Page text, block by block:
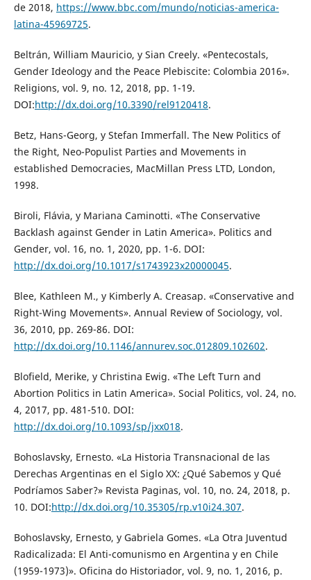
de 2018, https://www.bbc.com/mundo/noticias-america-
latina-45969725.
Beltrán, William Mauricio, y Sian Creely. «Pentecostals,
Gender Ideology and the Peace Plebiscite: Colombia 2016».
Religions, vol. 9, no. 12, 2018, pp. 1-19.
DOI:http://dx.doi.org/10.3390/rel9120418.
Betz, Hans-Georg, y Stefan Immerfall. The New Politics of
the Right, Neo-Populist Parties and Movements in
established Democracies, MacMillan Press LTD, London,
1998.
Biroli, Flávia, y Mariana Caminotti. «The Conservative
Backlash against Gender in Latin America». Politics and
Gender, vol. 16, no. 1, 2020, pp. 1-6. DOI:
http://dx.doi.org/10.1017/s1743923x20000045.
Blee, Kathleen M., y Kimberly A. Creasap. «Conservative and
Right-Wing Movements». Annual Review of Sociology, vol.
36, 2010, pp. 269-86. DOI:
http://dx.doi.org/10.1146/annurev.soc.012809.102602.
Blofield, Merike, y Christina Ewig. «The Left Turn and
Abortion Politics in Latin America». Social Politics, vol. 24, no.
4, 2017, pp. 481-510. DOI:
http://dx.doi.org/10.1093/sp/jxx018.
Bohoslavsky, Ernesto. «La Historia Transnacional de las
Derechas Argentinas en el Siglo XX: ¿Qué Sabemos y Qué
Podríamos Saber?» Revista Paginas, vol. 10, no. 24, 2018, p.
10. DOI:http://dx.doi.org/10.35305/rp.v10i24.307.
Bohoslavsky, Ernesto, y Gabriela Gomes. «La Otra Juventud
Radicalizada: El Anti-comunismo en Argentina y en Chile
(1959-1973)». Oficina do Historiador, vol. 9, no. 1, 2016, p.